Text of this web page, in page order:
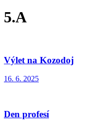
5.A
Výlet na Kozodoj
16. 6. 2025
Den profesí